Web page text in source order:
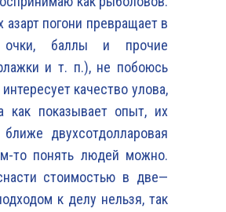
погони превращает в
очки, баллы и прочие
и т. п.), не побоюсь
качество улова,
как показывает опыт, их
двухсотдолларовая
то понять людей можно.
стоимостью в две—
к делу нельзя, так